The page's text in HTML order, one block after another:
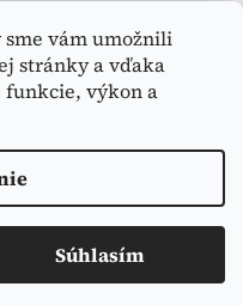
sme vám umožnili
stránky a vďaka
funkcie, výkon a
Súhlasím
práva vyhradené.